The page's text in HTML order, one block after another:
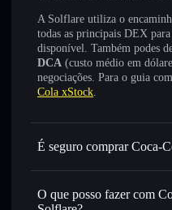
A Solflare utiliza o
todas as principais DEX
disponível. Também podes
DCA (custo médio em
negociações. Para o guia
Cola xStock.
É seguro comprar Coca-
Coca-Cola xStock
O que posso fazer com